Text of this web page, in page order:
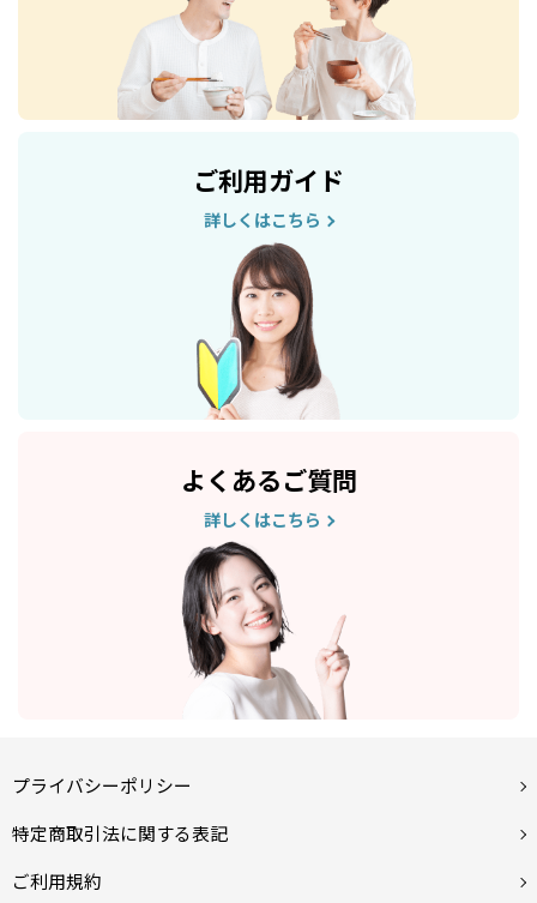
ご利用ガイド
詳しくはこちら
よくあるご質問
詳しくはこちら
プライバシーポリシー
特定商取引法に関する表記
ご利用規約